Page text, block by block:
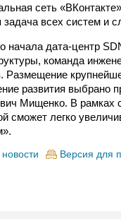
сеть
задача всех систем и
начала дата-центр
команда
Размещение
развития выбрано
Мищенко. В рамках
сможет легко
Версия для